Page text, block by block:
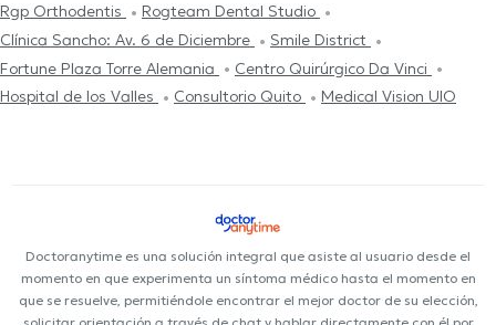
Rgp Orthodentis
Rogteam Dental Studio
Clínica Sancho: Av. 6 de Diciembre
Smile District
Fortune Plaza Torre Alemania
Centro Quirúrgico Da Vinci
Hospital de los Valles
Consultorio Quito Medical Vision UIO
Doctoranytime es una solución integral que asiste al usuario desde el
momento en que experimenta un síntoma médico hasta el momento en
que se resuelve, permitiéndole encontrar el mejor doctor de su elección,